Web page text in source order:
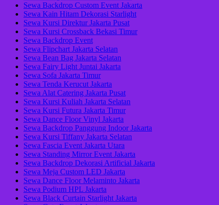
Sewa Backdrop Custom Event Jakarta
Sewa Kain Hitam Dekorasi Starlight
Sewa Kursi Direktur Jakarta Pusat
Sewa Kursi Crossback Bekasi Timur
Sewa Backdrop Event
Sewa Flipchart Jakarta Selatan
Sewa Bean Bag Jakarta Selatan
Sewa Fairy Light Juntai Jakarta
Sewa Sofa Jakarta Timur
Sewa Tenda Kerucut Jakarta
Sewa Alat Catering Jakarta Pusat
Sewa Kursi Kuliah Jakarta Selatan
Sewa Kursi Futura Jakarta Timur
Sewa Dance Floor Vinyl Jakarta
Sewa Backdrop Panggung Indoor Jakarta
Sewa Kursi Tiffany Jakarta Selatan
Sewa Fascia Event Jakarta Utara
Sewa Standing Mirror Event Jakarta
Sewa Backdrop Dekorasi Artificial Jakarta
Sewa Meja Custom LED Jakarta
Sewa Dance Floor Melaminto Jakarta
Sewa Podium HPL Jakarta
Sewa Black Curtain Starlight Jakarta